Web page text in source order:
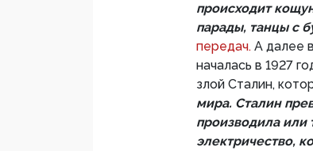
происходит
парады, танцы с
передач. А далее
началась в 1927
злой Сталин,
мира. Сталин
производила или
электричество,